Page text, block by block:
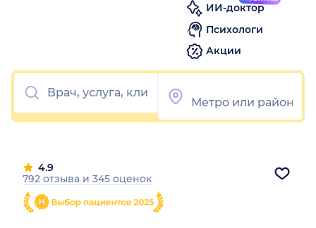
ИИ-доктор
Психологи
Акции
4.9
792 отзыва и 345 оценок